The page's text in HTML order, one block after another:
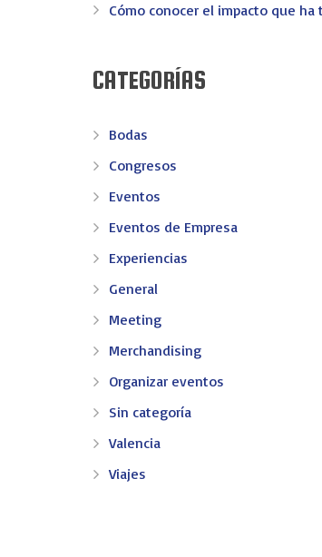
Cómo conocer el impacto que
CATEGORÍAS
Bodas
Congresos
Eventos
Eventos de Empresa
Experiencias
General
Meeting
Merchandising
Organizar eventos
Sin categoría
Valencia
Viajes
EV-EVENTOS
En EV - Eventos somos expertos en
confianza en Valencia.